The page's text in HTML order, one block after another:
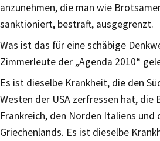
anzunehmen, die man wie
sanktioniert, bestraft, ausgegrenzt.
Was ist das für eine schäbige
Zimmerleute der „Agenda 2010“
Es ist dieselbe Krankheit, die den
Westen der USA zerfressen hat, die
Frankreich, den Norden Italiens und
Griechenlands. Es ist dieselbe